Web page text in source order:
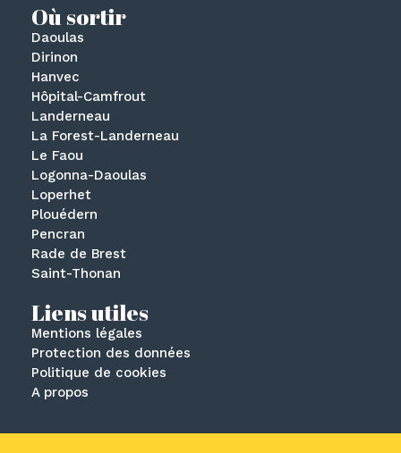
Où sortir
Daoulas
Dirinon
Hanvec
Hôpital-Camfrout
Landerneau
La Forest-Landerneau
Le Faou
Logonna-Daoulas
Loperhet
Plouédern
Pencran
Rade de Brest
Saint-Thonan
Liens utiles
Mentions légales
Protection des données
Politique de cookies
A propos